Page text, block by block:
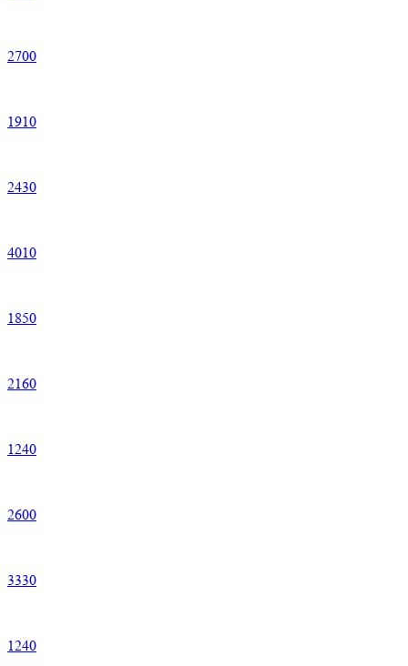
2700
1910
2430
4010
1850
2160
1240
2600
3330
1240